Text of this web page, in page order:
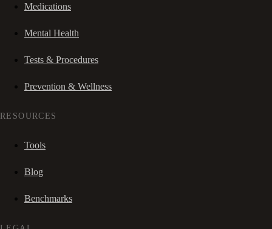
Medications
Mental Health
Tests & Procedures
Prevention & Wellness
RESOURCES
Tools
Blog
Benchmarks